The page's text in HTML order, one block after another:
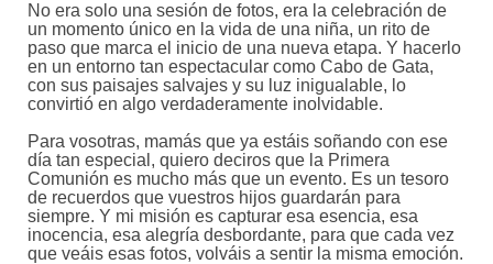
No era solo una sesión de fotos, era la celebración de
un momento único en la vida de una niña, un rito de
paso que marca el inicio de una nueva etapa. Y hacerlo
en un entorno tan espectacular como Cabo de Gata,
con sus paisajes salvajes y su luz inigualable, lo
convirtió en algo verdaderamente inolvidable.
Para vosotras, mamás que ya estáis soñando con ese
día tan especial, quiero deciros que la Primera
Comunión es mucho más que un evento. Es un tesoro
de recuerdos que vuestros hijos guardarán para
siempre. Y mi misión es capturar esa esencia, esa
inocencia, esa alegría desbordante, para que cada vez
que veáis esas fotos, volváis a sentir la misma emoción.